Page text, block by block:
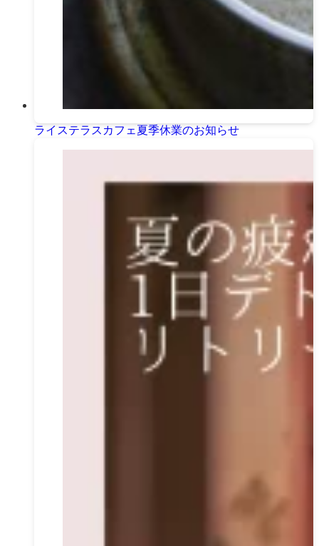
ライステラスカフェ夏季休業のお知らせ